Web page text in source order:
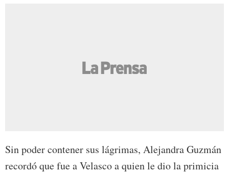
Sin poder contener sus lágrimas, Alejandra Guzmán
recordó que fue a Velasco a quien le dio la primicia